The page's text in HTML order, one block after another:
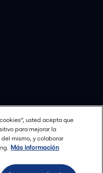
y condiciones legales
usted acepta que
para mejorar la
mismo, y colaborar
Más información